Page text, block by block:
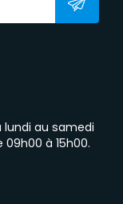
au samedi
à 15h00.